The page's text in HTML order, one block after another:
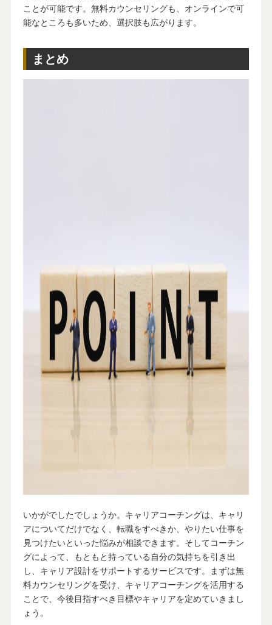
ことが可能です。無料カウンセリングも、オンラインで可
能なところも多いため、選択肢も広がります。
まとめ
いかがでしたでしょうか。キャリアコーチングは、キャリ
アについてだけでなく、転職をすべきか、やりたい仕事を
見つけたいといった悩みが相談できます。そしてコーチン
グによって、もともと持っている自分の気持ちを引き出
し、キャリア設計をサポートするサービスです。まずは無
料カウンセリングを受け、キャリアコーチングを活用する
ことで、今後目指すべき目標やキャリアを定めていきまし
ょう。